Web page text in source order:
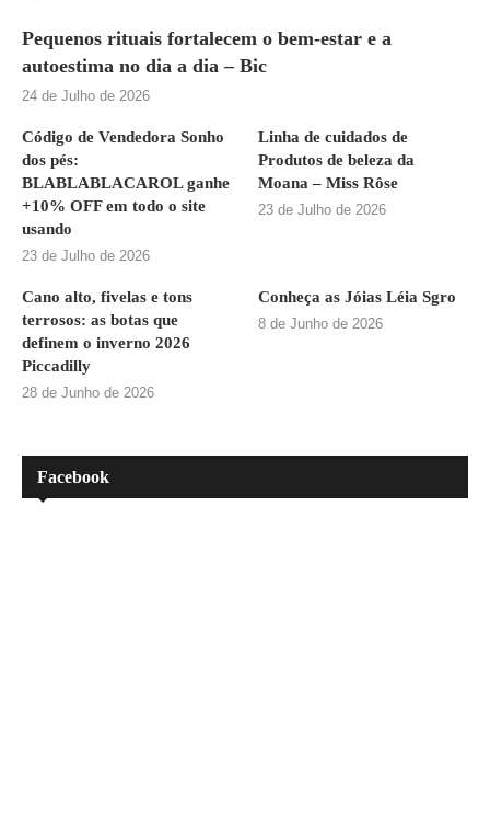
Pequenos rituais fortalecem o bem-estar e a
autoestima no dia a dia – Bic
24 de Julho de 2026
Código de Vendedora Sonho
dos pés:
BLABLABLACAROL ganhe
+10% OFF em todo o site
usando
23 de Julho de 2026
Linha de cuidados de
Produtos de beleza da
Moana – Miss Rôse
23 de Julho de 2026
Cano alto, fivelas e tons
terrosos: as botas que
definem o inverno 2026
Piccadilly
28 de Junho de 2026
Conheça as Jóias Léia Sgro
8 de Junho de 2026
Facebook